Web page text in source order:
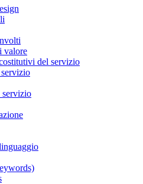
valore
del servizio
servizio